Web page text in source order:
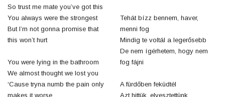
So trust me mate you’ve got this
You always were the strongest
But I’m not gonna promise that
this won’t hurt
You were lying in the bathroom
We almost thought we lost you
‘Cause tryna numb the pain only
makes it worse
Tehát bízz bennem, haver,
menni fog
Mindig te voltál a legerősebb
De nem ígérhetem, hogy nem
fog fájni
A fürdőben feküdtél
Azt hittük, elvesztettünk